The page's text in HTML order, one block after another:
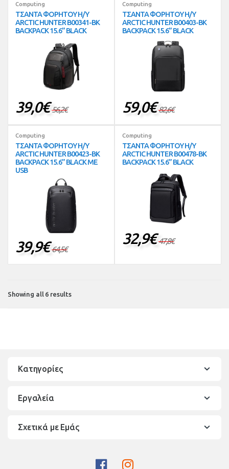
Computing
ΤΣΑΝΤΑ ΦΟΡΗΤΟΥ Η/Υ
ARCTIC HUNTER B00341-BK
BACKPACK 15.6” BLACK
39,0€ 56,2€
Computing
ΤΣΑΝΤΑ ΦΟΡΗΤΟΥ Η/Υ
ARCTIC HUNTER B00403-BK
BACKPACK 15.6” BLACK
59,0€ 82,6€
Computing
ΤΣΑΝΤΑ ΦΟΡΗΤΟΥ Η/Υ
ARCTIC HUNTER B00423-BK
BACKPACK 15.6” BLACK ΜΕ
USB
39,9€ 64,5€
Computing
ΤΣΑΝΤΑ ΦΟΡΗΤΟΥ Η/Υ
ARCTIC HUNTER B00478-BK
BACKPACK 15.6” BLACK
32,9€ 47,8€
Showing all 6 results
Κατηγορίες
Εργαλεία
Σχετικά με Εμάς